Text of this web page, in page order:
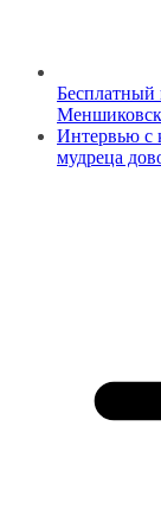
Бесплатный
Интервью с
мудреца